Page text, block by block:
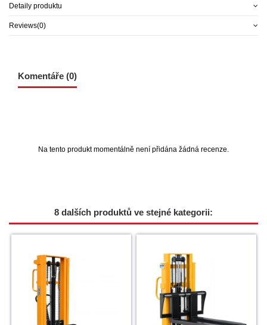
Detaily produktu
Reviews(0)
Komentáře (0)
Na tento produkt momentálně není přidána žádná recenze.
8 dalších produktů ve stejné kategorii: